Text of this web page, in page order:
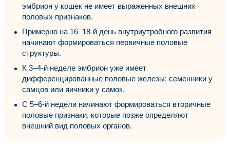
эмбрион у кошек не имеет выраженных внешних
половых признаков.
Примерно на 16–18-й день внутриутробного развития
начинают формироваться первичные половые
структуры.
К 3–4-й неделе эмбрион уже имеет
дифференцированные половые железы: семенники у
самцов или яичники у самок.
С 5–6-й недели начинают формироваться вторичные
половые признаки, которые позже определяют
внешний вид половых органов.